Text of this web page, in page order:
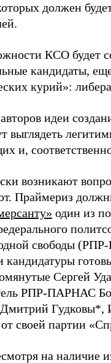
должен
КСО будет
кандидаты,
курий»:
идеи
выглядеть
и,
возникают
Праймериз
один из
свободы
кандидатуры
Сергей
РПР-ПАРНАС
Гудковы*,
своей партии
на наличие